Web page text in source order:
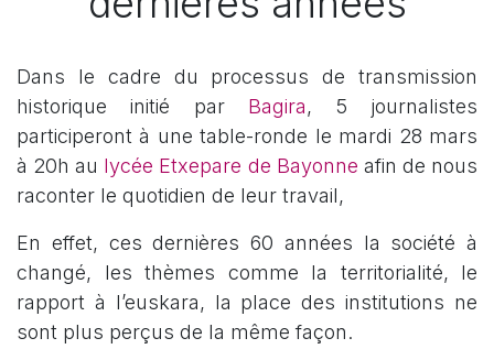
Dans le cadre du processus de transmission
historique initié par Bagira, 5 journalistes
participeront à une table-ronde le mardi 28 mars
à 20h au lycée Etxepare de Bayonne afin de nous
raconter le quotidien de leur travail,
En effet, ces dernières 60 années la société à
changé, les thèmes comme la territorialité, le
rapport à l’euskara, la place des institutions ne
sont plus perçus de la même façon.